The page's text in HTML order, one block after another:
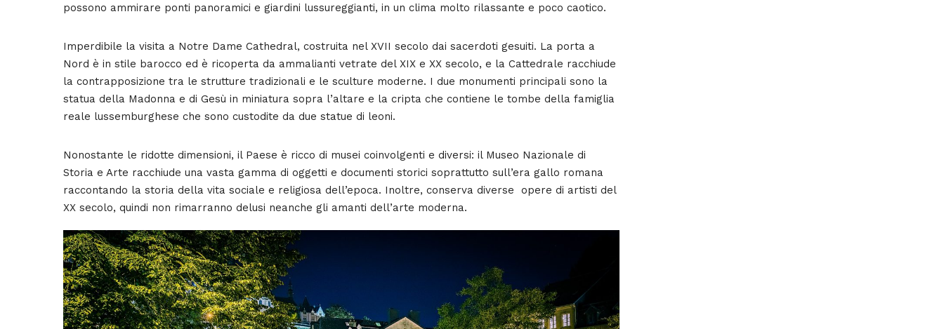
possono ammirare ponti panoramici e giardini lussureggianti, in un clima molto rilassante e poco caotico.
Imperdibile la visita a Notre Dame Cathedral, costruita nel XVII secolo dai sacerdoti gesuiti. La porta a
Nord è in stile barocco ed è ricoperta da ammalianti vetrate del XIX e XX secolo, e la Cattedrale racchiude
la contrapposizione tra le strutture tradizionali e le sculture moderne. I due monumenti principali sono la
statua della Madonna e di Gesù in miniatura sopra l’altare e la cripta che contiene le tombe della famiglia
reale lussemburghese che sono custodite da due statue di leoni.
Nonostante le ridotte dimensioni, il Paese è ricco di musei coinvolgenti e diversi: il Museo Nazionale di
Storia e Arte racchiude una vasta gamma di oggetti e documenti storici soprattutto sull’era gallo romana
raccontando la storia della vita sociale e religiosa dell’epoca. Inoltre, conserva diverse opere di artisti del
XX secolo, quindi non rimarranno delusi neanche gli amanti dell’arte moderna.